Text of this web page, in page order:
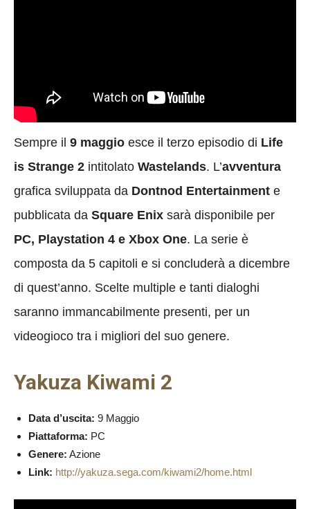
Sempre il 9 maggio esce il terzo episodio di Life
is Strange 2 intitolato Wastelands. L’avventura
grafica sviluppata da Dontnod Entertainment e
pubblicata da Square Enix sarà disponibile per
PC, Playstation 4 e Xbox One. La serie è
composta da 5 capitoli e si concluderà a dicembre
di quest’anno. Scelte multiple e tanti dialoghi
saranno immancabilmente presenti, per un
videogioco tra i migliori del suo genere.
Yakuza Kiwami 2
Data d’uscita: 9 Maggio
Piattaforma: PC
Genere: Azione
Link: http://yakuza.sega.com/kiwami2/home.html